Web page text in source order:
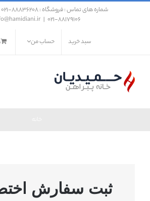
88179106-021
|
سبد خرید حساب من
ثبت سفارش